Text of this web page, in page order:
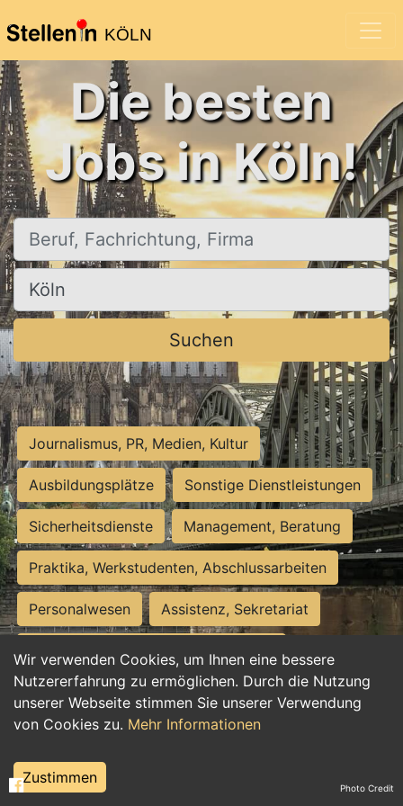
KÖLN
Wir verwenden Cookies, um Ihnen eine bessere
Nutzererfahrung zu ermöglichen. Durch die Nutzung
unserer Webseite stimmen Sie unserer Verwendung
von Cookies zu. Mehr Informationen
Zustimmen
Die besten
Jobs in Köln!
Beruf, Fachrichtung, Firma
Ort, Stadt
Suchen
Journalismus, PR, Medien, Kultur
Ausbildungsplätze Sonstige Dienstleistungen
Sicherheitsdienste Management, Beratung
Praktika, Werkstudenten, Abschlussarbeiten
Personalwesen Assistenz, Sekretariat
Hilfskräfte, Aushilfs- und Nebenjobs
Einkauf, Logistik, Materialwirtschaft
Weiterbildung, Studium, duale Ausbildung
Tourismus
Photo Credit